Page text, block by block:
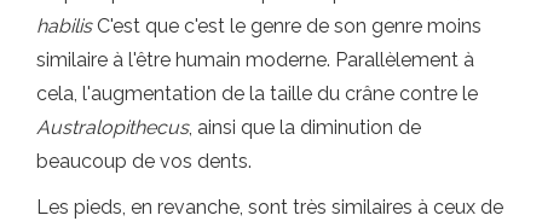
habilisC'est que c'est le genre de son genre moins
similaire à l'être humain moderne. Parallèlement à
cela, l'augmentation de la taille du crâne contre le
Australopithecus, ainsi que la diminution de
beaucoup de vos dents.
Les pieds, en revanche, sont très similaires à ceux de